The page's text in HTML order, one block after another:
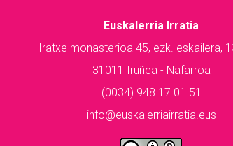
Euskalerria Irratia
Iratxe monasterioa 45, ezk. eskailera,
31011 Iruñea - Nafarroa
(0034) 948 17 01 51
info@euskalerriairratia.eus